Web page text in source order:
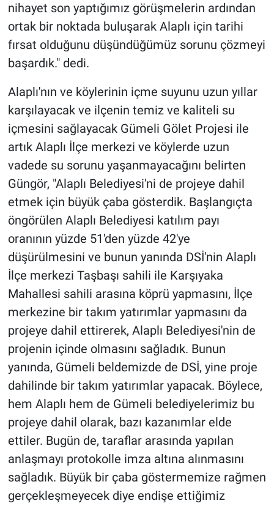
nihayet son yaptığımız görüşmelerin ardından
ortak bir noktada buluşarak Alaplı için tarihi
fırsat olduğunu düşündüğümüz sorunu çözmeyi
başardık." dedi.
Alaplı'nın ve köylerinin içme suyunu uzun yıllar
karşılayacak ve ilçenin temiz ve kaliteli su
içmesini sağlayacak Gümeli Gölet Projesi ile
artık Alaplı İlçe merkezi ve köylerde uzun
vadede su sorunu yaşanmayacağını belirten
Güngör, "Alaplı Belediyesi'ni de projeye dahil
etmek için büyük çaba gösterdik. Başlangıçta
öngörülen Alaplı Belediyesi katılım payı
oranının yüzde 51'den yüzde 42'ye
düşürülmesini ve bunun yanında DSİ'nin Alaplı
İlçe merkezi Taşbaşı sahili ile Karşıyaka
Mahallesi sahili arasına köprü yapmasını, İlçe
merkezine bir takım yatırımlar yapmasını da
projeye dahil ettirerek, Alaplı Belediyesi'nin de
projenin içinde olmasını sağladık. Bunun
yanında, Gümeli beldemizde de DSİ, yine proje
dahilinde bir takım yatırımlar yapacak. Böylece,
hem Alaplı hem de Gümeli belediyelerimiz bu
projeye dahil olarak, bazı kazanımlar elde
ettiler. Bugün de, taraflar arasında yapılan
anlaşmayı protokolle imza altına alınmasını
sağladık. Büyük bir çaba göstermemize rağmen
gerçekleşmeyecek diye endişe ettiğimiz